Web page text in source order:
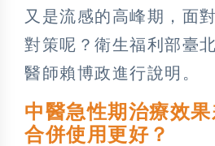
又是流感的高峰期，面
對策呢？衛生福利部臺
醫師賴博政進行說明。
中醫急性期治療效
合併使用更好？